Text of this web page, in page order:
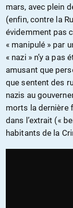
DON
mars, avec plein
(enfin, contre la
évidemment pas
« manipulé » par
« nazi » n’y a pas
amusant que
que sentent des
nazis au
morts la dernière
dans l’extrait («
habitants de la